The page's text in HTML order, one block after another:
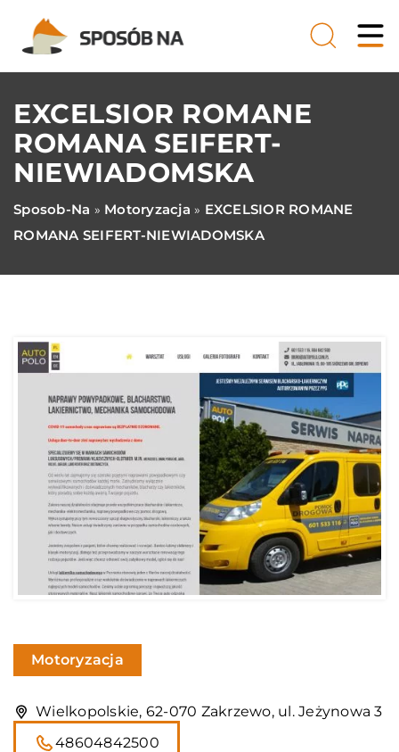
EXCELSIOR ROMANE
ROMANA SEIFERT-
NIEWIADOMSKA
Sposob-Na » Motoryzacja » EXCELSIOR ROMANE
ROMANA SEIFERT-NIEWIADOMSKA
Motoryzacja
Wielkopolskie, 62-070 Zakrzewo, ul. Jeżynowa 3
48604842500